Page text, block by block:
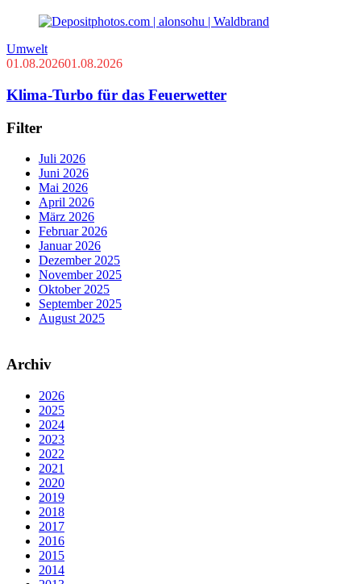
Umwelt
01.08.202601.08.2026
Klima-Turbo für das Feuerwetter
Filter
Juli 2026
Juni 2026
Mai 2026
April 2026
März 2026
Februar 2026
Januar 2026
Dezember 2025
November 2025
Oktober 2025
September 2025
August 2025
Archiv
2026
2025
2024
2023
2022
2021
2020
2019
2018
2017
2016
2015
2014